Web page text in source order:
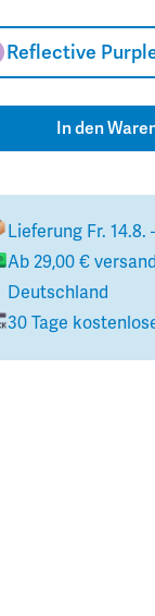
Reflective
In den
Lieferung Fr. 14.8.
Ab 29,00 €
Deutschland
30 Tage